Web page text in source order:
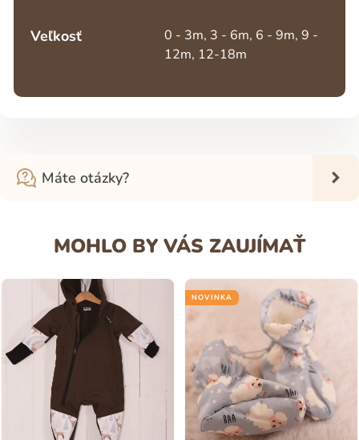
Veľkosť
0 - 3m, 3 - 6m, 6 - 9m, 9 -
12m, 12-18m
Máte otázky?
MOHLO BY VÁS ZAUJÍMAŤ
NOVINKA